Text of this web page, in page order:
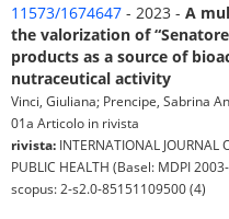
11573/1674647 - 2023 - A
the valorization of
products as a source of
nutraceutical activity
Vinci, Giuliana; Prencipe, Sabrina
01a Articolo in rivista
rivista: INTERNATIONAL JOURNAL
PUBLIC HEALTH (Basel: MDPI
scopus: 2-s2.0-85151109500 (4)